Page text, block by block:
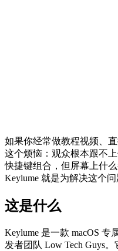
如果你经常做教程视频、
这个烦恼：观众根本跟不
快捷键组合，但屏幕上什
Keylume 就是为解决这个问
这是什么
Keylume 是一款 macOS 专
发者团队 Low Tech Guys